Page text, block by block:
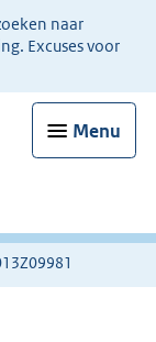
naar
Excuses voor
Menu